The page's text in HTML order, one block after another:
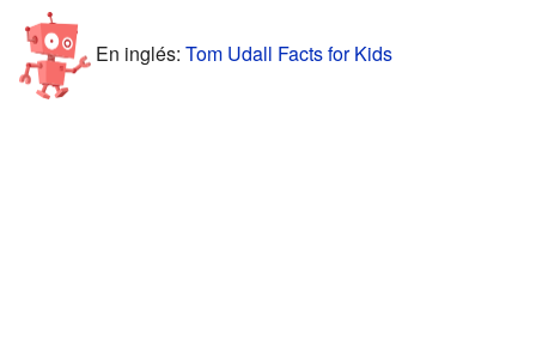
En inglés: Tom Udall Facts for Kids